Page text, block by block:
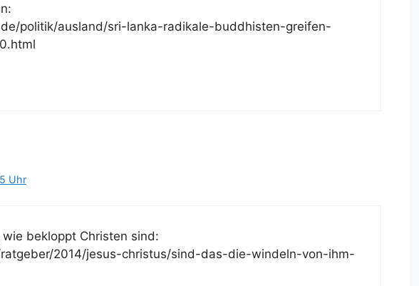
politik/ausland/sri-lanka-radikale-buddhisten-greifen-
Uhr
bekloppt Christen sind:
2014/jesus-christus/sind-das-die-windeln-von-ihm-